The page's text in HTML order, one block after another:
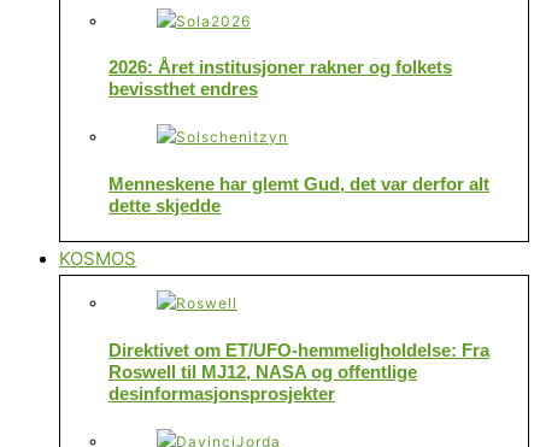
2026: Året institusjoner rakner og folkets
bevissthet endres
Menneskene har glemt Gud, det var derfor alt
dette skjedde
KOSMOS
Direktivet om ET/UFO-hemmeligholdelse: Fra
Roswell til MJ12, NASA og offentlige
desinformasjonsprosjekter